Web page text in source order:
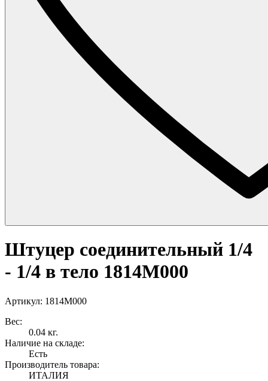
Штуцер соединительный 1/4
- 1/4 в тело 1814M000
Артикул: 1814M000
Вес:
0.04 кг.
Наличие на складе:
Есть
Производитель товара:
ИТАЛИЯ